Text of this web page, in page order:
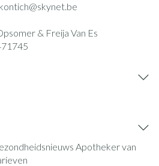
skynet.be
& Freija Van Es
Apotheker van